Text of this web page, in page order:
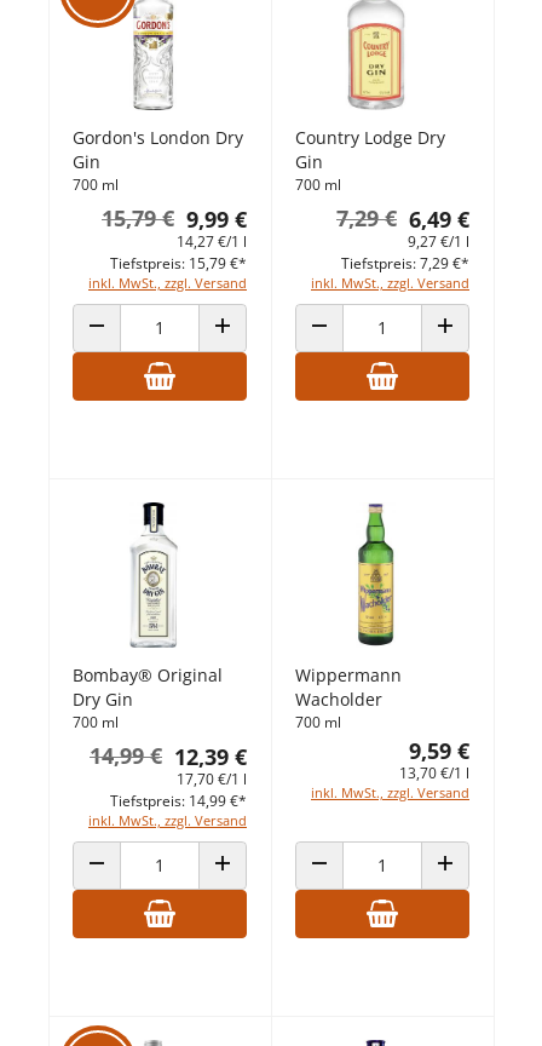
Gordon's London Dry
Gin
700 ml
9,99 €
15,79 €
14,27 €/1 l
inkl. MwSt., zzgl. Versand
Tiefstpreis: 15,79 €*
ANZAHL VERRINGERNANZAHL ERHÖHEN
Country Lodge Dry
Gin
700 ml
6,49 €
7,29 €
9,27 €/1 l
inkl. MwSt., zzgl. Versand
Tiefstpreis: 7,29 €*
ANZAHL VERRINGERNANZAHL
Bombay® Original
Dry Gin
700 ml
12,39 €
14,99 €
17,70 €/1 l
inkl. MwSt., zzgl. Versand
Tiefstpreis: 14,99 €*
ANZAHL VERRINGERNANZAHL ERHÖHEN
Wippermann
Wacholder
700 ml
9,59 €
13,70 €/1 l
inkl. MwSt., zzgl. Versand
ANZAHL VERRINGERNANZAHL